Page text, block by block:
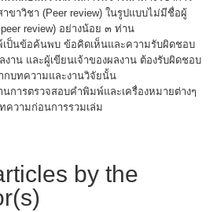
ขาวิชา (Peer review) ในรูปแบบไม่มีชื่อผู้
peer review) อย่างน้อย ๓ ท่าน
ป็นข้อค้นพบ ข้อคิดเห็นและความรับผิดชอบ
งาน และผู้เขียนเจ้าของผลงาน ต้องรับผิดชอบ
กบทความและงานวิจัยนั้น
การตรวจสอบคำพิมพ์และเครื่องหมายต่างๆ
ความก่อนการรวมเล่ม
by the